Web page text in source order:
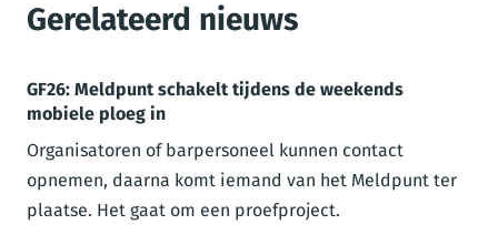
Gerelateerd nieuws
GF26: Meldpunt schakelt tijdens de weekends
mobiele ploeg in
Organisatoren of barpersoneel kunnen contact
opnemen, daarna komt iemand van het Meldpunt ter
plaatse. Het gaat om een proefproject.